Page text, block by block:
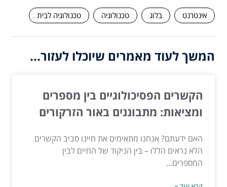
אינטרנט בלוג טכנולוגיה טכנולוגיה לבית
המשך לעוד מאמרים שיוכלו לעזור...
הקשרים הפסיכולוגיים בין מספרים
ומציאות: מתבוננים באור הזרקורים
האם ידעתם? אנחנו מתאימים את חיינו סביב הקשרים
הלא נראים הללו – בין הניקוד של החיים לבין
המספרים...